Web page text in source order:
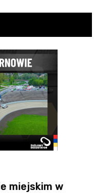
miejskim w